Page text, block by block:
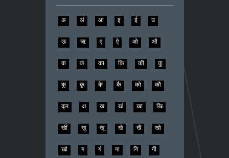
अ अं आ इ ई उ
ऊ ऋ ए ऐ ओ औ
क कं का कि की कु
कू कृ के कै को कौ
क्र क्ष ख खं खा खि
खीं खु खू खे खै खो
खौ ग गं गा गि गी